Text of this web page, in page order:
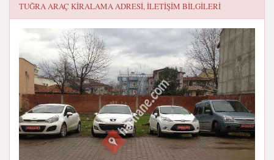
TUĞRA ARAÇ KIRALAMAADRESI, ILETIŞIM BILGILERI